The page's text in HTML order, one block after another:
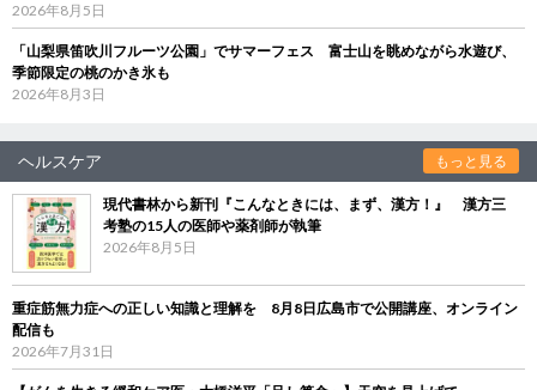
2026年8月5日
「山梨県笛吹川フルーツ公園」でサマーフェス 富士山を眺めながら水遊び、
季節限定の桃のかき氷も
2026年8月3日
ヘルスケア もっと見る
現代書林から新刊『こんなときには、まず、漢方！』 漢方三
考塾の15人の医師や薬剤師が執筆
2026年8月5日
重症筋無力症への正しい知識と理解を 8月8日広島市で公開講座、オンライン
配信も
2026年7月31日